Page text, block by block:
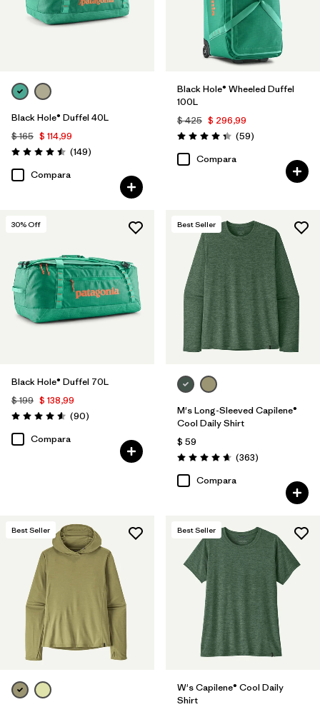
Black Hole® Duffel 40L
$ 165 $ 114,99
Valoración: 4.5 / 5
(149Comentarios
)
Compara
Black Hole® Wheeled Duffel
100L
$ 425 $ 296,99
Valoración: 4.3 / 5
(59Comentarios
)
Compara
30% Off
Black Hole® Duffel 70L
$ 199 $ 138,99
Valoración: 4.6 / 5
(90Comentarios
)
Compara
Best Seller
M's Long-Sleeved Capilene®
Cool Daily Shirt
$ 59
Valoración: 4.7 / 5
(363Comentarios
)
Compara
Best Seller Best Seller
W's Capilene® Cool Daily
Shirt